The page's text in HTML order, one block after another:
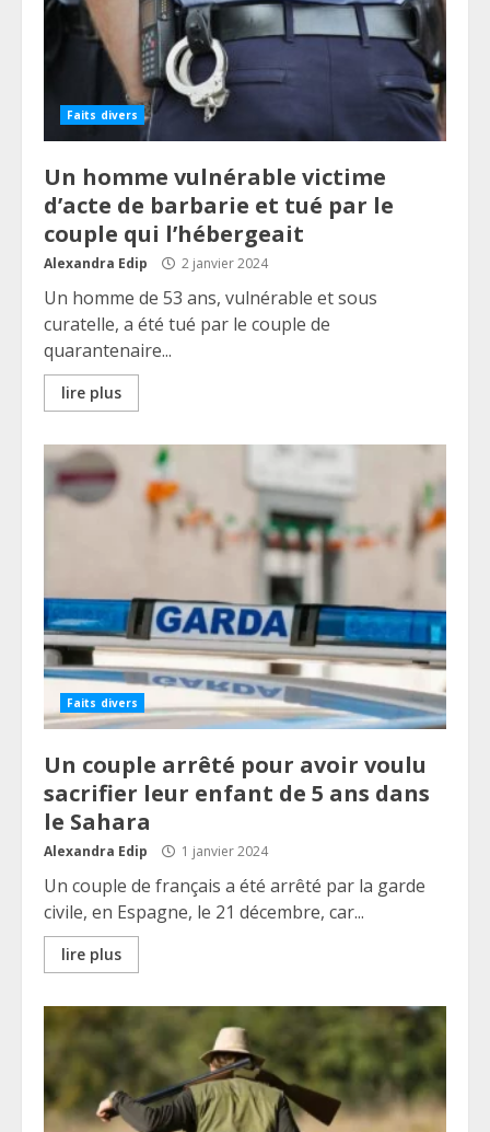
Faits divers
Un homme vulnérable victime
d’acte de barbarie et tué par le
couple qui l’hébergeait
Alexandra Edip 2 janvier 2024
Un homme de 53 ans, vulnérable et sous
curatelle, a été tué par le couple de
quarantenaire...
lire plus
Faits divers
Un couple arrêté pour avoir voulu
sacrifier leur enfant de 5 ans dans
le Sahara
Alexandra Edip 1 janvier 2024
Un couple de français a été arrêté par la garde
civile, en Espagne, le 21 décembre, car...
lire plus